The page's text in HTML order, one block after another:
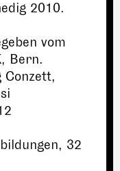
2010.
vom
Bern.
Conzett,
32